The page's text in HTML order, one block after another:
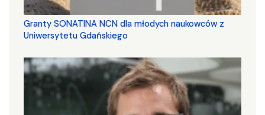
Granty SONATINA NCN dla młodych naukowców z
Uniwersytetu Gdańskiego